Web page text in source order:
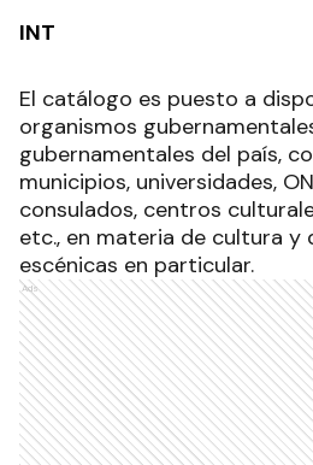
INT
El catálogo es puesto a
organismos
gubernamentales del país,
municipios, universidades,
consulados, centros
etc., en materia de cultura y
escénicas en particular.
Ads